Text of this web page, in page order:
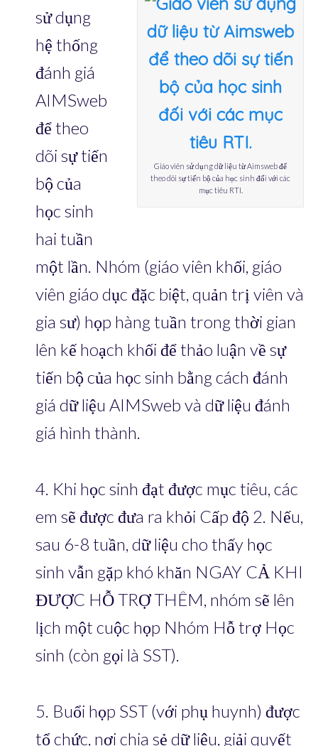
Giáo viên sử dụng dữ liệu từ Aimsweb để
theo dõi sự tiến bộ của học sinh đối với các
mục tiêu RTI.
sử dụng
hệ thống
đánh giá
AIMSweb
để theo
dõi sự tiến
bộ của
học sinh
hai tuần
một lần. Nhóm (giáo viên khối, giáo
viên giáo dục đặc biệt, quản trị viên và
gia sư) họp hàng tuần trong thời gian
lên kế hoạch khối để thảo luận về sự
tiến bộ của học sinh bằng cách đánh
giá dữ liệu AIMSweb và dữ liệu đánh
giá hình thành.
4. Khi học sinh đạt được mục tiêu, các
em sẽ được đưa ra khỏi Cấp độ 2. Nếu,
sau 6-8 tuần, dữ liệu cho thấy học
sinh vẫn gặp khó khăn NGAY CẢ KHI
ĐƯỢC HỖ TRỢ THÊM, nhóm sẽ lên
lịch một cuộc họp Nhóm Hỗ trợ Học
sinh (còn gọi là SST).
5. Buổi họp SST (với phụ huynh) được
tổ chức, nơi chia sẻ dữ liệu, giải quyết